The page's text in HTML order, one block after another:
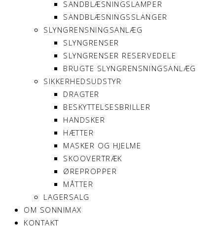
SANDBLÆSNINGSLAMPER
SANDBLÆSNINGSSLANGER
SLYNGRENSNINGSANLÆG
SLYNGRENSER
SLYNGRENSER RESERVEDELE
BRUGTE SLYNGRENSNINGSANLÆG
SIKKERHEDSUDSTYR
DRAGTER
BESKYTTELSESBRILLER
HANDSKER
HÆTTER
MASKER OG HJELME
SKOOVERTRÆK
ØREPROPPER
MÅTTER
LAGERSALG
OM SONNIMAX
KONTAKT